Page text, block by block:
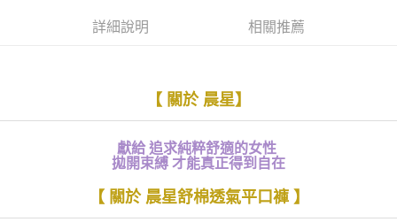
付款後7-11取貨
每筆NT$90，滿NT$1,300(含以上)免運費
香港直送- 順豐海外
詳細說明 相關推薦
【 關於 晨星】
獻給 追求純粹舒適的女性
拋開束縛 才能真正得到自在
【 關於 晨星舒棉透氣平口褲 】